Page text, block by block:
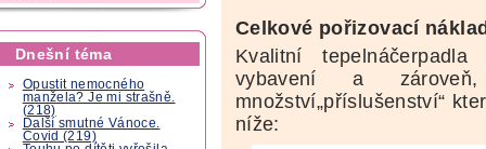
Dnešní téma
Opustit nemocného
manžela? Je mi strašně.
(218)
Další smutné Vánoce.
Covid (219)
Celkové pořizovací
Kvalitní
vybavení a
množství„příslušenství“
níže: